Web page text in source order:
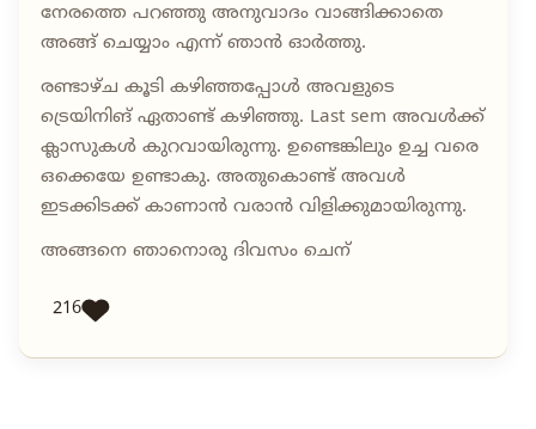
നേരത്തെ പറഞ്ഞു അനുവാദം വാങ്ങിക്കാതെ
അങ്ങ് ചെയ്യാം എന്ന് ഞാൻ ഓർത്തു.
രണ്ടാഴ്ച കൂടി കഴിഞ്ഞപ്പോൾ അവളുടെ
ട്രെയിനിങ് ഏതാണ്ട് കഴിഞ്ഞു. Last sem അവൾക്ക്
ക്ലാസുകൾ കുറവായിരുന്നു. ഉണ്ടെങ്കിലും ഉച്ച വരെ
ഒക്കെയേ ഉണ്ടാകു. അതുകൊണ്ട് അവൾ
ഇടക്കിടക്ക് കാണാൻ വരാൻ വിളിക്കുമായിരുന്നു.
അങ്ങനെ ഞാനൊരു ദിവസം ചെന്
216